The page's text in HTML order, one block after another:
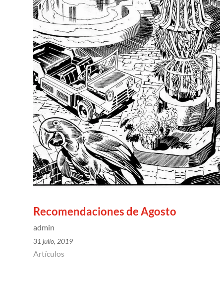
Recomendaciones de Agosto
admin
31 julio, 2019
Artículos